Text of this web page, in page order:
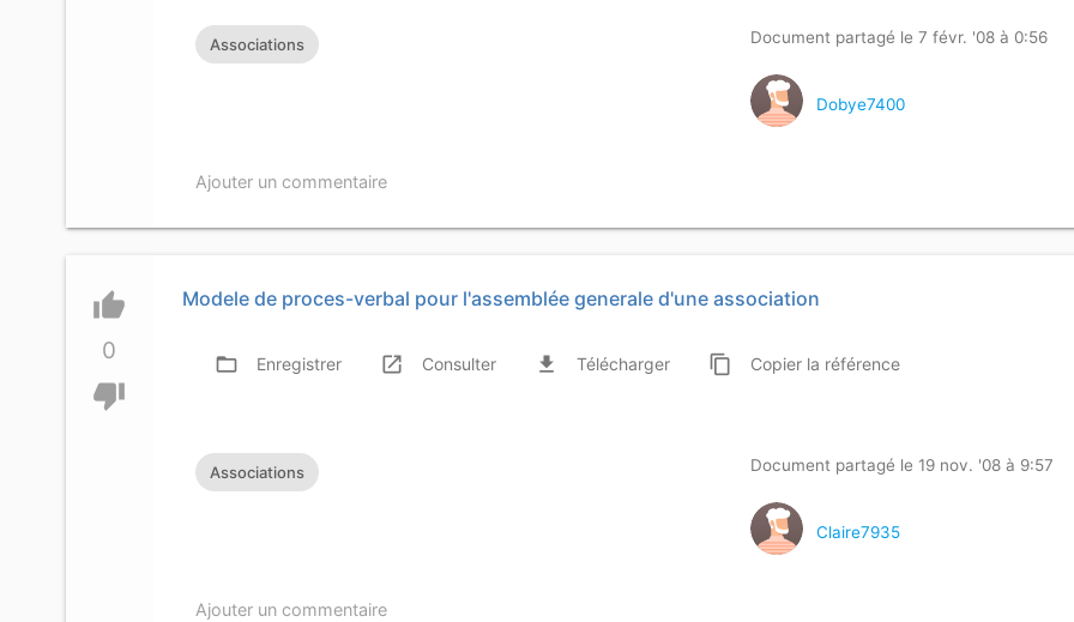
Associations Document partagé le 7 févr. '08 à 0:56
Dobye7400
Ajouter un commentaire
thumb_up
0
thumb_down
Modele de proces-verbal pour l'assemblée generale d'une association
folder_open Enregistrer launch Consulter file_download Télécharger content_copy Copierla référence
Associations Document partagé le 19 nov. '08 à 9:57
Claire7935
Ajouter un commentaire